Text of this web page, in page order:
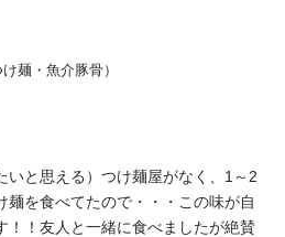
麺・魚介豚骨）
いと思える）つけ麺屋がなく、1～2
麺を食べてたので・・・この味が自
！！友人と一緒に食べましたが絶賛